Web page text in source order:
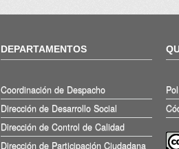
DEPARTAMENTOS
Coordinación de Despacho
Dirección de Desarrollo Social
Dirección de Control de Calidad
Dirección de Participación Ciudadana